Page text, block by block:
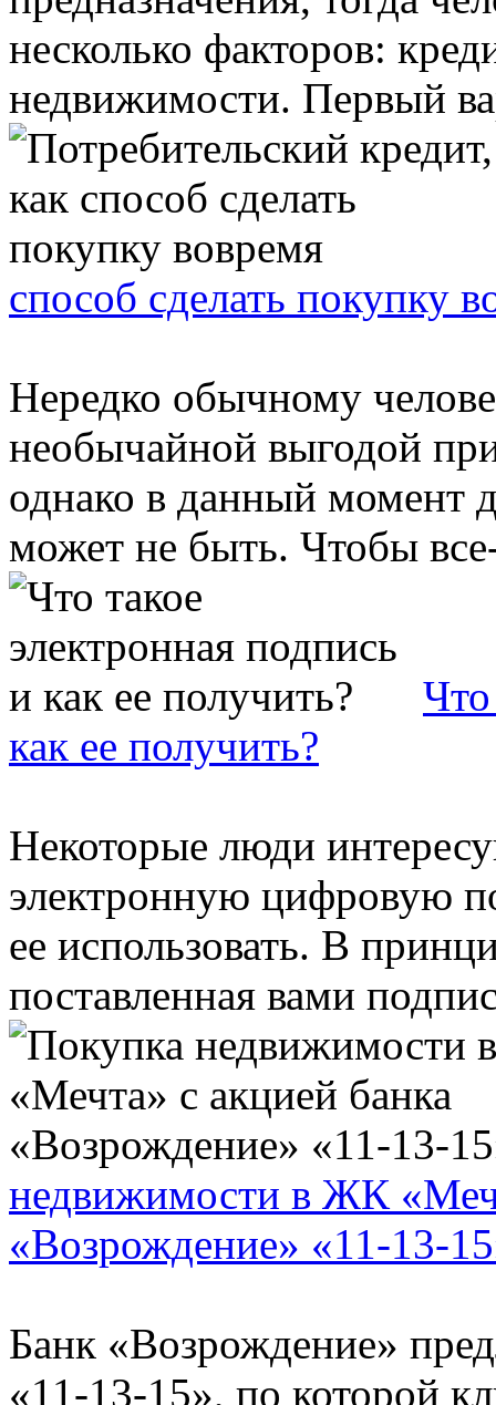
несколько факторов:
недвижимости. Первый
способ сделать покупку
Нередко обычному
необычайной выгодой
однако в данный момент
может не быть. Чтобы
как ее получить?
Некоторые люди
электронную цифровую
ее использовать. В
поставленная вами
недвижимости в ЖК
«Возрождение» «11-13-
Банк «Возрождение»
«11-13-15», по которой